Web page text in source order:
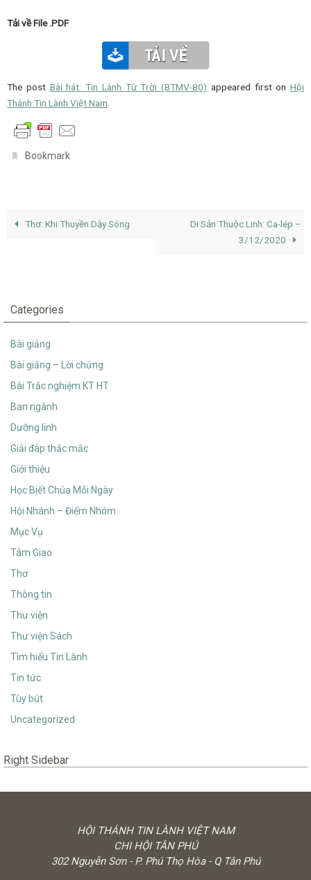
Tải về File .PDF
The post Bài hát: Tin Lành Từ Trời (BTMV-80) appeared first on Hội
Thánh Tin Lành Việt Nam
Bookmark.
Thơ: Khi Thuyền Dậy Sóng
Di Sản Thuộc Linh: Ca-lép –
3/12/2020
Categories
Bài giảng
Bài giảng – Lời chứng
Bài Trắc nghiệm KT HT
Ban ngành
Dưỡng linh
Giải đáp thắc mắc
Giới thiệu
Học Biết Chúa Mỗi Ngày
Hội Nhánh – Điểm Nhóm
Mục Vụ
Tâm Giao
Thơ
Thông tin
Thư viện
Thư viện Sách
Tìm hiểu Tin Lành
Tin tức
Tùy bút
Uncategorized
Right Sidebar
HỘI THÁNH TIN LÀNH VIỆT NAM
CHI HỘI TÂN PHÚ
302 Nguyễn Sơn - P. Phú Thọ Hòa - Q Tân Phú